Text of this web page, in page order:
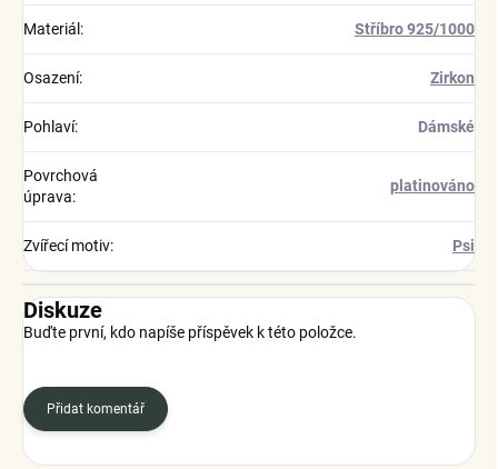
Materiál : Stříbro 925/1000
Osazení: Zirkon
Pohlaví: Dámské
Povrchová
úprava:
platinováno
Zvířecí motiv: Psi
Diskuze
Buďte první, kdo napíše příspěvek k této položce.
Přidat komentář